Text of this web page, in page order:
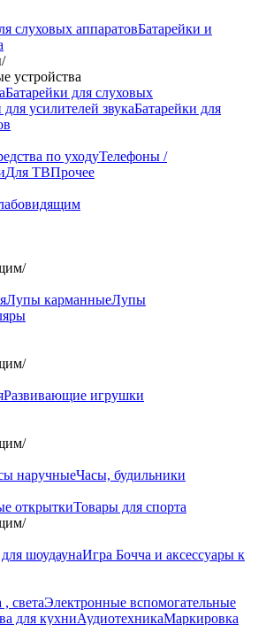
слуховых аппаратовБатарейки и
/
устройства
Батарейки для слуховых
для усилителей звукаБатарейки для
по уходуТелефоны /
Для ТВПрочее
/
Лупы карманныеЛупы
/
Развивающие игрушки
/
наручныеЧасы, будильники
открыткиТовары для спорта
/
шоудаунаИгра Бочча и аксессуары к
светаЭлектронные вспомогательные
для кухниАудиотехникаМаркировка